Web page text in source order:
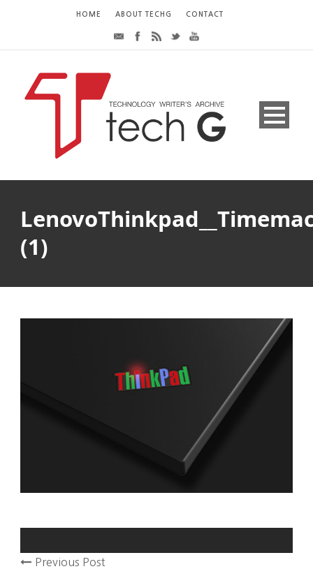
HOME ABOUT TECHG CONTACT
(1)
Previous Post